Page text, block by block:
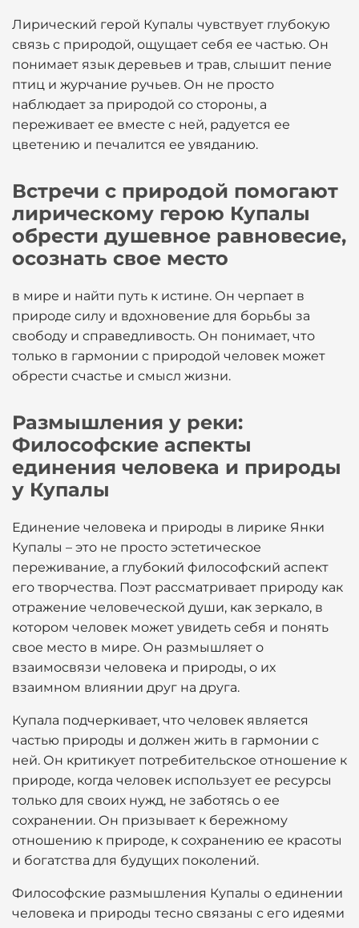
Лирический герой Купалы чувствует глубокую
связь с природой, ощущает себя ее частью. Он
понимает язык деревьев и трав, слышит пение
птиц и журчание ручьев. Он не просто
наблюдает за природой со стороны, а
переживает ее вместе с ней, радуется ее
цветению и печалится ее увяданию.
Встречи с природой помогают
лирическому герою Купалы
обрести душевное равновесие,
осознать свое место
в мире и найти путь к истине. Он черпает в
природе силу и вдохновение для борьбы за
свободу и справедливость. Он понимает, что
только в гармонии с природой человек может
обрести счастье и смысл жизни.
Размышления у реки:
Философские аспекты
единения человека и природы
у Купалы
Единение человека и природы в лирике Янки
Купалы – это не просто эстетическое
переживание, а глубокий философский аспект
его творчества. Поэт рассматривает природу как
отражение человеческой души, как зеркало, в
котором человек может увидеть себя и понять
свое место в мире. Он размышляет о
взаимосвязи человека и природы, о их
взаимном влиянии друг на друга.
Купала подчеркивает, что человек является
частью природы и должен жить в гармонии с
ней. Он критикует потребительское отношение к
природе, когда человек использует ее ресурсы
только для своих нужд, не заботясь о ее
сохранении. Он призывает к бережному
отношению к природе, к сохранению ее красоты
и богатства для будущих поколений.
Философские размышления Купалы о единении
человека и природы тесно связаны с его идеями